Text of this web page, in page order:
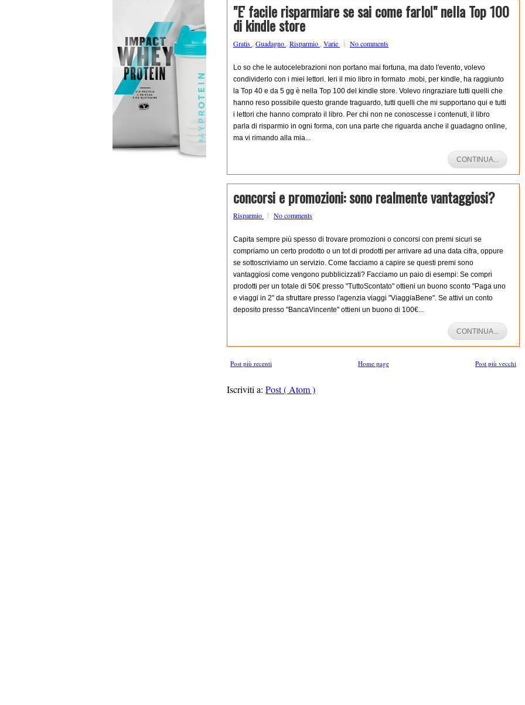
"E' facile risparmiare se sai come farlo!" nella Top 100
di kindle store
Gratis Guadagno Risparmio Varie No comments
Lo so che le autocelebrazioni non portano mai fortuna, ma dato l'evento, volevo
condividerlo con i miei lettori. Ieri il mio libro in formato .mobi, per kindle, ha raggiunto
la Top 40 e da 5 gg è nella Top 100 del kindle store. Volevo ringraziare tutti quelli che
hanno reso possibile questo grande traguardo, tutti quelli che mi supportano qui e tutti
i lettori che hanno comprato il libro. Per chi non ne conoscesse i contenuti, il libro
parla di risparmio in ogni forma, con una parte che riguarda anche il guadagno online,
ma vi rimando alla mia...
CONTINUA...
concorsi e promozioni: sono realmente vantaggiosi?
Risparmio No comments
Capita sempre più spesso di trovare promozioni o concorsi con premi sicuri se
compriamo un certo prodotto o un tot di prodotti per arrivare ad una data cifra, oppure
se sottoscriviamo un servizio. Come facciamo a capire se questi premi sono
vantaggiosi come vengono pubblicizzati? Facciamo un paio di esempi: Se compri
prodotti per un totale di 50€ presso "TuttoScontato" ottieni un buono sconto "Paga uno
e viaggi in 2" da sfruttare presso l'agenzia viaggi "ViaggiaBene". Se attivi un conto
deposito presso "BancaVincente" ottieni un buono di 100€...
CONTINUA...
Post più recenti Post più vecchi
Home page
Iscriviti a: Post ( Atom )